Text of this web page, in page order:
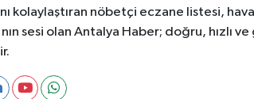
kolaylaştıran nöbetçi eczane listesi,
sesi olan Antalya Haber; doğru, hızlı ve